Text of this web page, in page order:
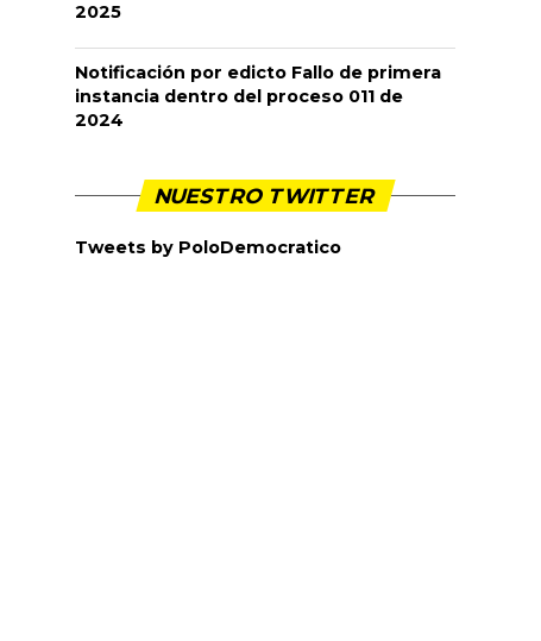
2025
Notificación por edicto Fallo de primera
instancia dentro del proceso 011 de
2024
NUESTRO TWITTER
Tweets by PoloDemocratico